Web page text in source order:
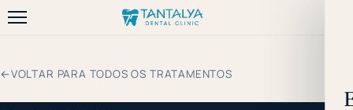
←VOLTAR PARA TODOS OS TRATAMENTOS